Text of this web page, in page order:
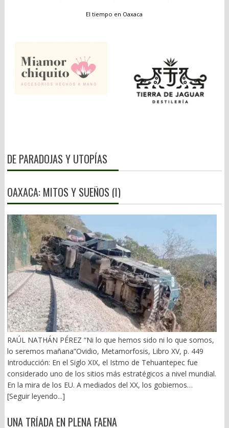
El tiempo en Oaxaca
DE PARADOJAS Y UTOPÍAS
OAXACA: MITOS Y SUEÑOS (I)
RAÚL NATHÁN PÉREZ “Ni lo que hemos sido ni lo que somos,
lo seremos mañana”Ovidio, Metamorfosis, Libro XV, p. 449
Introducción: En el Siglo XIX, el Istmo de Tehuantepec fue
considerado uno de los sitios más estratégicos a nivel mundial.
En la mira de los EU. A mediados del XX, los gobiernos
emanados del PRI iniciaron una serie de proyectos, todos
Transístmico, Proyecto Alfa-Omega, Plan Puebla-Panamá y
[Seguir leyendo...]
UNA TRÍADA EN PLENA FAENA